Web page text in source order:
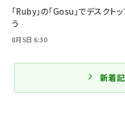
「Ruby」の「Gosu」でデスク
う
8月5日 6:30
新着